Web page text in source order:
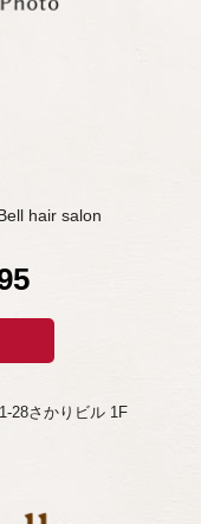
hair salon
28さかりビル 1F